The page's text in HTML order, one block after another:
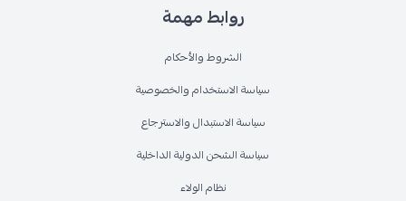
روابط مهمة
الشروط والأحكام
سياسة الاستخدام والخصوصية
سياسة الاستبدال والاسترجاع
سياسة الشحن الدولية الداخلية
نظام الولاء